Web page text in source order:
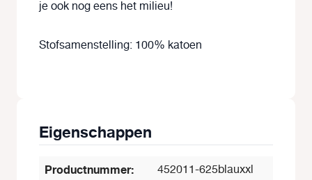
je ook nog eens het milieu!
Stofsamenstelling: 100% katoen
Eigenschappen
Productnummer: 452011-625blauxxl